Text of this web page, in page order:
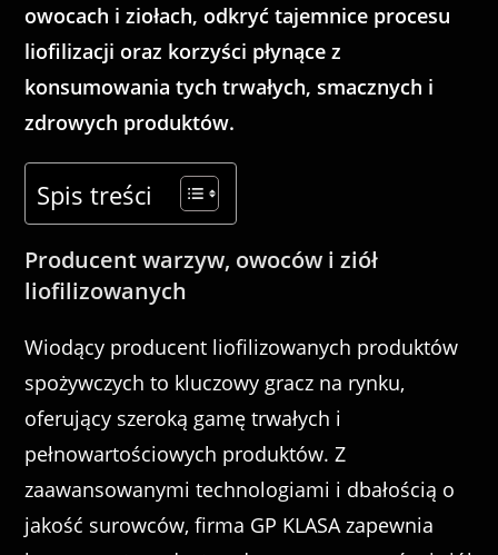
owocach i ziołach, odkryć tajemnice procesu
liofilizacji oraz korzyści płynące z
konsumowania tych trwałych, smacznych i
zdrowych produktów.
Spis treści
Producent warzyw, owoców i ziół
liofilizowanych
Wiodący producent liofilizowanych produktów
spożywczych to kluczowy gracz na rynku,
oferujący szeroką gamę trwałych i
pełnowartościowych produktów. Z
zaawansowanymi technologiami i dbałością o
jakość surowców, firma GP KLASA zapewnia